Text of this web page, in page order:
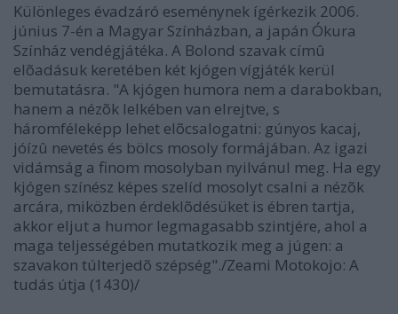
Különleges évadzáró eseménynek ígérkezik 2006.
június 7-én a Magyar Színházban, a japán Ókura
Színház vendégjátéka. A Bolond szavak címû
elõadásuk keretében két kjógen vígjáték kerül
bemutatásra. "A kjógen humora nem a darabokban,
hanem a nézõk lelkében van elrejtve, s
háromféleképp lehet elõcsalogatni: gúnyos kacaj,
jóízû nevetés és bölcs mosoly formájában. Az igazi
vidámság a finom mosolyban nyilvánul meg. Ha egy
kjógen színész képes szelíd mosolyt csalni a nézõk
arcára, miközben érdeklõdésüket is ébren tartja,
akkor eljut a humor legmagasabb szintjére, ahol a
maga teljességében mutatkozik meg a júgen: a
szavakon túlterjedõ szépség"./Zeami Motokojo: A
tudás útja (1430)/